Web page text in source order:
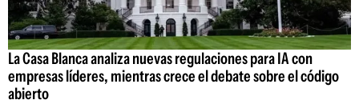
La Casa Blanca analiza nuevas regulaciones para IA con
empresas líderes, mientras crece el debate sobre el código
abierto